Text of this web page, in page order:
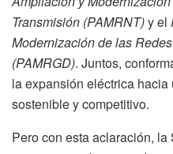
Transmisión (PAMRNT)y el
Modernización de las
(PAMRGD). Juntos,
la expansión eléctrica
sostenible y competitivo.
Pero con esta aclaración,